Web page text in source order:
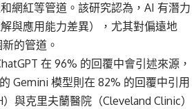
網紅等管道。該研究認為，AI 有潛力
與應用能力差異），尤其對偏遠地
的管道。
在 96% 的回覆中會引述來源，
Gemini 模型則在 82% 的回覆中引用
與克里夫蘭醫院（Cleveland Clinic）